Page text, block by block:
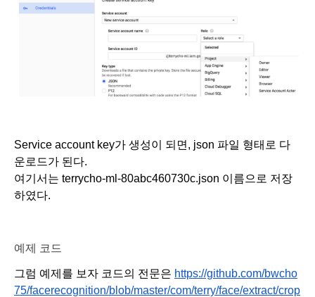
Service account key가 생성이 되면, json 파일 형태로 다
운로드가 된다.
여기서는 terrycho-ml-80abc460730c.json 이름으로 저장
하였다.
예제 코드
그럼 예제를 보자 코드의 전문은 https://github.com/bwcho
75/facerecognition/blob/master/com/terry/face/extract/crop